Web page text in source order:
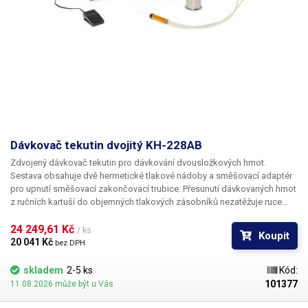
kartušový adaptér pro připojení 30ml a 55ml kartuší, tak rukojeť se
spínačem pro tyto kartuše. V balení najdete také praktický spirálový
Dávkovač tekutin dvojitý KH-228AB
Zdvojený dávkovač tekutin pro dávkování dvousložkových hmot.
Sestava obsahuje dvě hermetické tlakové nádoby a směšovací adaptér
pro upnutí směšovací zakončovací trubice. Přesunutí dávkovaných hmot
z ručních kartuší do objemných tlakových zásobníků nezatěžuje ruce
provozu a velkých dávkách.
24 249,61 Kč / ks
20 041 Kč bez DPH
Koupit
skladem 2-5 ks
11.08.2026 může být u Vás
Kód:
101377